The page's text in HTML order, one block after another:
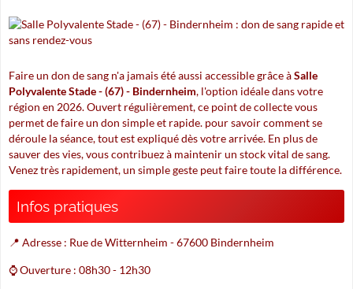
Faire un don de sang n'a jamais été aussi accessible grâce àSalle
Polyvalente Stade - (67) - Bindernheim, l'option idéale dans votre
région en 2026. Ouvert régulièrement, ce point de collecte vous
permet de faire un don simple et rapide. pour savoir comment se
déroule la séance, tout est expliqué dès votre arrivée. En plus de
sauver des vies, vous contribuez à maintenir un stock vital de sang.
Venez très rapidement, un simple geste peut faire toute la différence.
Infos pratiques
📍 Adresse : Rue de Witternheim - 67600 Bindernheim
⌚ Ouverture : 08h30 - 12h30